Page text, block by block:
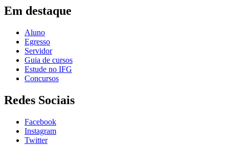
Em destaque
Aluno
Egresso
Servidor
Guia de cursos
Estude no IFG
Concursos
Redes Sociais
Facebook
Instagram
Twitter